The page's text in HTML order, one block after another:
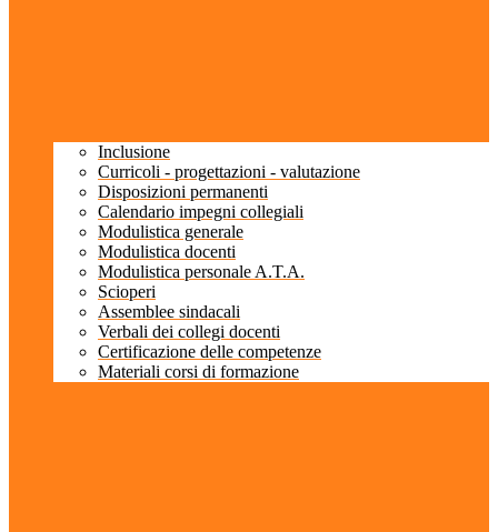
Inclusione
Curricoli - progettazioni - valutazione
Disposizioni permanenti
Calendario impegni collegiali
Modulistica generale
Modulistica docenti
Modulistica personale A.T.A.
Scioperi
Assemblee sindacali
Verbali dei collegi docenti
Certificazione delle competenze
Materiali corsi di formazione